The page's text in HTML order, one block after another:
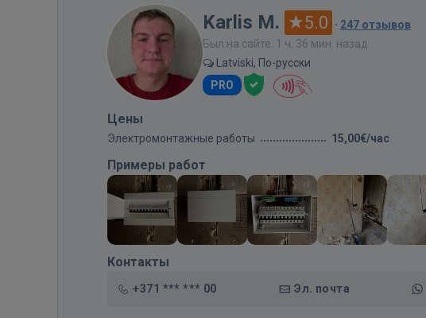
Karlis M. 5.0 · 247 отзывов
Был на сайте: 1 ч. 36 мин. назад
Latviski, По-русски
PRO
Цены
Электромонтажные работы 15,00€/час
Примеры работ
Контакты
+371 *** *** 00 Эл. почта